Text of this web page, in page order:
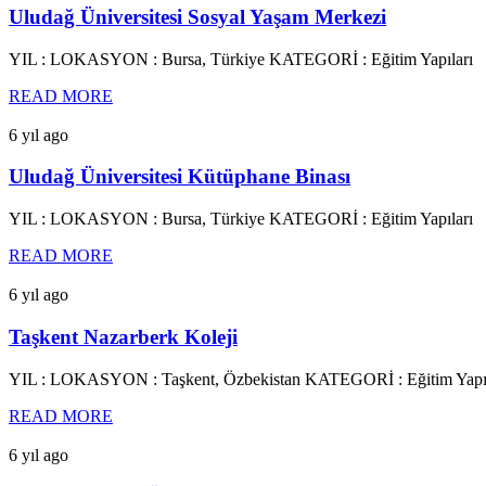
Uludağ Üniversitesi Sosyal Yaşam Merkezi
YIL : LOKASYON : Bursa, Türkiye KATEGORİ : Eğitim Yapıları
READ MORE
6 yıl ago
Uludağ Üniversitesi Kütüphane Binası
YIL : LOKASYON : Bursa, Türkiye KATEGORİ : Eğitim Yapıları
READ MORE
6 yıl ago
Taşkent Nazarberk Koleji
YIL : LOKASYON : Taşkent, Özbekistan KATEGORİ : Eğitim
READ MORE
6 yıl ago